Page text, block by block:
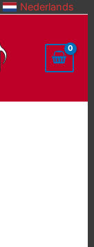
Nederlands